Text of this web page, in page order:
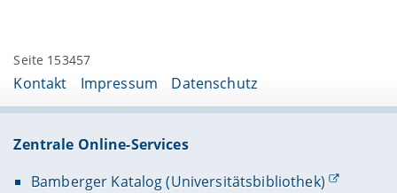
Seite 153457
Kontakt Impressum Datenschutz
Zentrale Online-Services
Bamberger Katalog (Universitätsbibliothek)